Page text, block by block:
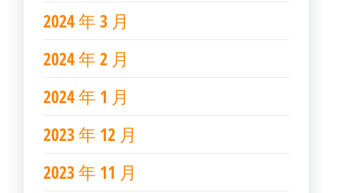
2024 年 3 月
2024 年 2 月
2024 年 1 月
2023 年 12 月
2023 年 11 月